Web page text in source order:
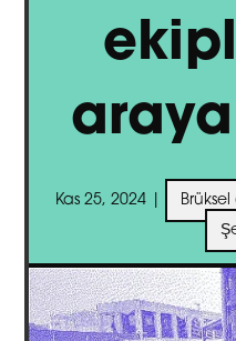
Kas 25, 2024|